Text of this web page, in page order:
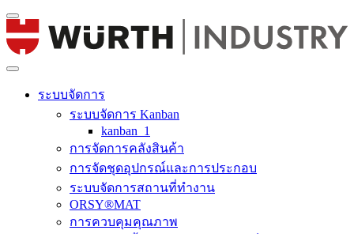
ระบบจัดการ
ระบบจัดการ Kanban
kanban_1
การจัดการคลังสินค้า
การจัดชุดอุปกรณ์และการประกอบ
ระบบจัดการสถานที่ทำงาน
ORSY®MAT
การควบคุมคุณภาพ